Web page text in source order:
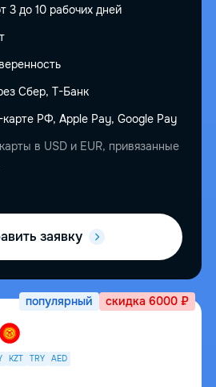
3 до 10 рабочих дней
Сбер, Т-Банк
карте РФ, Apple Pay, Google Pay
в USD и EUR, привязанные
заявку
популярный скидка 6000 ₽
KZT TRY AED